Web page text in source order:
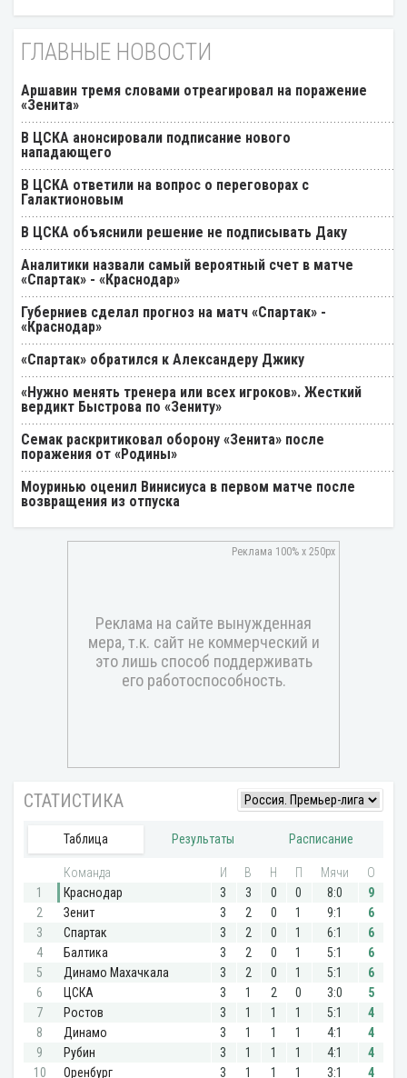
ГЛАВНЫЕ НОВОСТИ
Аршавин тремя словами отреагировал на поражение
«Зенита»
В ЦСКА анонсировали подписание нового
нападающего
В ЦСКА ответили на вопрос о переговорах с
Галактионовым
В ЦСКА объяснили решение не подписывать Даку
Аналитики назвали самый вероятный счет в матче
«Спартак» - «Краснодар»
Губерниев сделал прогноз на матч «Спартак» -
«Краснодар»
«Спартак» обратился к Александеру Джику
«Нужно менять тренера или всех игроков». Жесткий
вердикт Быстрова по «Зениту»
Семак раскритиковал оборону «Зенита» после
поражения от «Родины»
Моуринью оценил Винисиуса в первом матче после
возвращения из отпуска